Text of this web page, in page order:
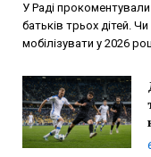
У Раді
батьків трьох дітей.
мобілізувати у 2026